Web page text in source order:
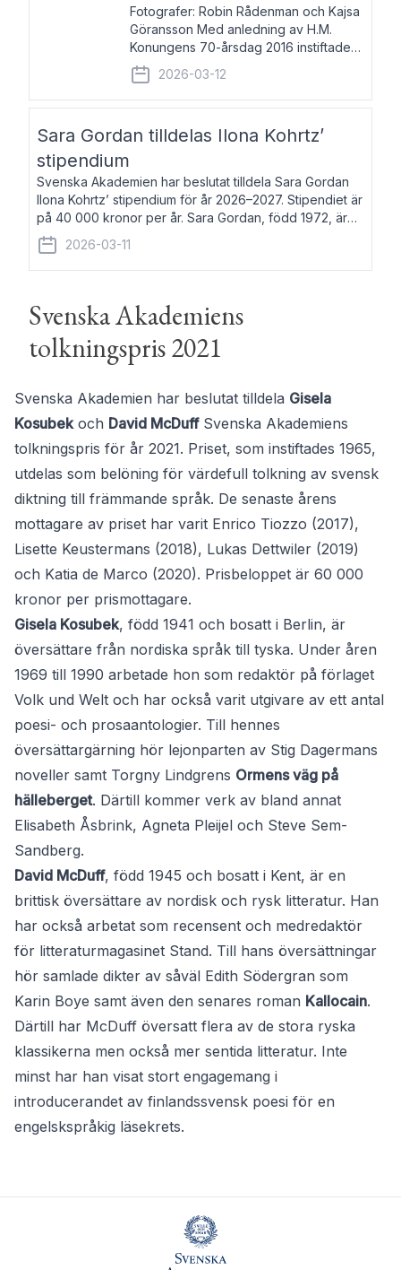
Fotografer: Robin Rådenman och Kajsa
Göransson Med anledning av H.M.
Konungens 70-årsdag 2016 instiftade
fem av de kungliga akademierna det så
kallade Bernadotteprogrammet med
syfte att genom stipendier erbjuda stöd
2026-03-12
Sara Gordan tilldelas Ilona Kohrtz’
stipendium
Svenska Akademien har beslutat tilldela Sara Gordan
Ilona Kohrtz’ stipendium för år 2026–2027. Stipendiet är
på 40 000 kronor per år. Sara Gordan, född 1972, är
författare och översättare. Hon debuterade 2006 med
det prosalyriska verket En
2026-03-11
Svenska Akademiens
tolkningspris 2021
Svenska Akademien har beslutat tilldela Gisela
Kosubekoch David McDuffSvenska Akademiens
tolkningspris för år 2021. Priset, som instiftades 1965,
utdelas som belöning för värdefull tolkning av svensk
diktning till främmande språk. De senaste årens
mottagare av priset har varit Enrico Tiozzo (2017),
Lisette Keustermans (2018), Lukas Dettwiler (2019)
och Katia de Marco (2020). Prisbeloppet är 60 000
kronor per prismottagare.
Gisela Kosubek, född 1941 och bosatt i Berlin, är
översättare från nordiska språk till tyska. Under åren
1969 till 1990 arbetade hon som redaktör på förlaget
Volk und Welt och har också varit utgivare av ett antal
poesi- och prosaantologier. Till hennes
översättargärning hör lejonparten av Stig Dagermans
noveller samt Torgny Lindgrens Ormens väg på
hälleberget. Därtill kommer verk av bland annat
Elisabeth Åsbrink, Agneta Pleijel och Steve Sem-
Sandberg.
David McDuff, född 1945 och bosatt i Kent, är en
brittisk översättare av nordisk och rysk litteratur. Han
har också arbetat som recensent och medredaktör
för litteraturmagasinet Stand. Till hans översättningar
hör samlade dikter av såväl Edith Södergran som
Karin Boye samt även den senares roman Kallocain.
Därtill har McDuff översatt flera av de stora ryska
klassikerna men också mer sentida litteratur. Inte
minst har han visat stort engagemang i
introducerandet av finlandssvensk poesi för en
engelskspråkig läsekrets.